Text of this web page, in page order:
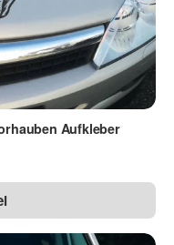
Aufkleber